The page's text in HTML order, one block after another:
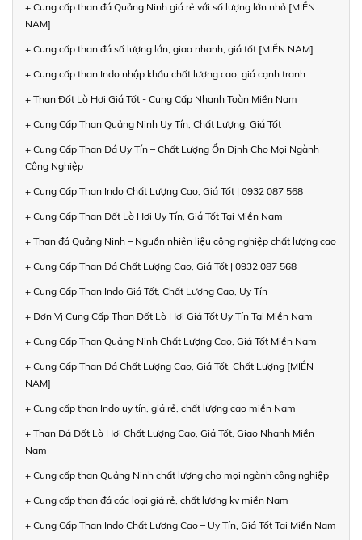
+ Cung cấp than đá Quảng Ninh giá rẻ với số lượng lớn nhỏ [MIỀN
NAM]
+ Cung cấp than đá số lượng lớn, giao nhanh, giá tốt [MIỀN NAM]
+ Cung cấp than Indo nhập khẩu chất lượng cao, giá cạnh tranh
+ Than Đốt Lò Hơi Giá Tốt - Cung Cấp Nhanh Toàn Miền Nam
+ Cung Cấp Than Quảng Ninh Uy Tín, Chất Lượng, Giá Tốt
+ Cung Cấp Than Đá Uy Tín – Chất Lượng Ổn Định Cho Mọi Ngành
Công Nghiệp
+ Cung Cấp Than Indo Chất Lượng Cao, Giá Tốt | 0932 087 568
+ Cung Cấp Than Đốt Lò Hơi Uy Tín, Giá Tốt Tại Miền Nam
+ Than đá Quảng Ninh – Nguồn nhiên liệu công nghiệp chất lượng cao
+ Cung Cấp Than Đá Chất Lượng Cao, Giá Tốt | 0932 087 568
+ Cung Cấp Than Indo Giá Tốt, Chất Lượng Cao, Uy Tín
+ Đơn Vị Cung Cấp Than Đốt Lò Hơi Giá Tốt Uy Tín Tại Miền Nam
+ Cung Cấp Than Quảng Ninh Chất Lượng Cao, Giá Tốt Miền Nam
+ Cung Cấp Than Đá Chất Lượng Cao, Giá Tốt, Chất Lượng [MIỀN
NAM]
+ Cung cấp than Indo uy tín, giá rẻ, chất lượng cao miền Nam
+ Than Đá Đốt Lò Hơi Chất Lượng Cao, Giá Tốt, Giao Nhanh Miền
Nam
+ Cung cấp than Quảng Ninh chất lượng cho mọi ngành công nghiệp
+ Cung cấp than đá các loại giá rẻ, chất lượng kv miền Nam
+ Cung Cấp Than Indo Chất Lượng Cao – Uy Tín, Giá Tốt Tại Miền Nam